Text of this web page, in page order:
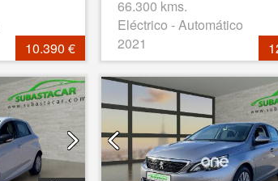
10.390 €
66.300 kms.
Eléctrico - Automático
2021